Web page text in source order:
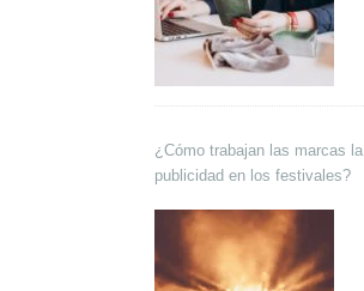
¿Cómo trabajan las marcas la
publicidad en los festivales?